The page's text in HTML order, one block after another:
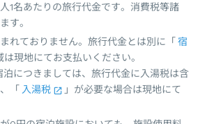
1名あたりの旅行代金です。消費税等諸
す。
れておりません。旅行代金とは別に「 宿
は現地にてお支払いください。
につきましては、旅行代金に入湯税は含
「 入湯税
」が必要な場合は現地にて